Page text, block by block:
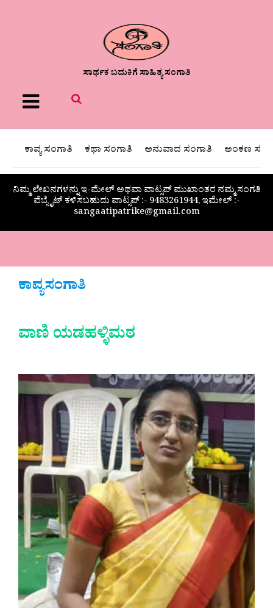
ಸಾರ್ಥಕ ಬದುಕಿಗೆ ಸಾಹಿತ್ಯ ಸಂಗಾತಿ
Menu
ಕಾವ್ಯ ಸಂಗಾತಿ ಕಥಾ ಸಂಗಾತಿ ಅನುವಾದ ಸಂಗಾತಿ ಅಂಕಣ
ನಿಮ್ಮ ಲೇಖನಗಳನ್ನು ಇ-ಮೇಲ್ ಅಥವಾ ವಾಟ್ಸಪ್ ಮುಖಾಂತರ ನಮ್ಮ ಸಂಗತಿ
ವೆಬ್ಸೈಟ್ ಕಳಿಸಬಹುದು ವಾಟ್ಸಪ್‌ :- 9483261944, ಇಮೇಲ್ :-
sangaatipatrike@gmail.com
ಕಾವ್ಯಸಂಗಾತಿ
ವಾಣಿ ಯಡಹಳ್ಳಿಮಠ